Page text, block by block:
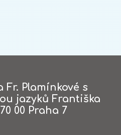
Fr. Plamínkové s
jazyků Františka
00 Praha 7